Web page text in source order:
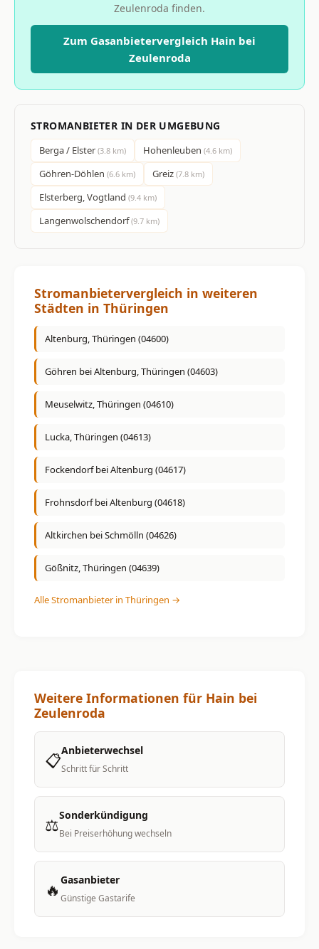
Zeulenroda finden.
Zum Gasanbietervergleich Hain bei
Zeulenroda
STROMANBIETER IN DER UMGEBUNG
Berga / Elster (3.8 km) Hohenleuben (4.6 km)
Göhren-Döhlen (6.6 km) Greiz (7.8 km)
Elsterberg, Vogtland (9.4 km)
Langenwolschendorf(9.7 km)
Stromanbietervergleich in weiteren
Städten in Thüringen
Altenburg, Thüringen (04600)
Göhren bei Altenburg, Thüringen (04603)
Meuselwitz, Thüringen (04610)
Lucka, Thüringen (04613)
Fockendorf bei Altenburg (04617)
Frohnsdorf bei Altenburg (04618)
Altkirchen bei Schmölln (04626)
Gößnitz, Thüringen (04639)
Alle Stromanbieter in Thüringen →
Weitere Informationen für Hain bei
Zeulenroda
📋Anbieterwechsel
Schritt für Schritt
⚖️Sonderkündigung
Bei Preiserhöhung wechseln
🔥 Gasanbieter
Günstige Gastarife